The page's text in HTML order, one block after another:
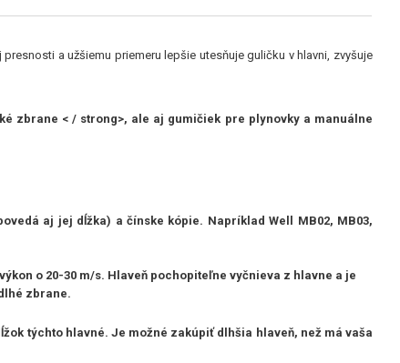
a užšiemu priemeru lepšie utesňuje guličku v hlavni, zvyšuje
zbrane < / strong>, ale aj gumičiek pre plynovky a manuálne
aj jej dĺžka) a čínske kópie. Napríklad Well MB02, MB03,
o 20-30 m/s. Hlaveň pochopiteľne vyčnieva z hlavne a je
zbrane.
týchto hlavné. Je možné zakúpiť dlhšia hlaveň, než má vaša